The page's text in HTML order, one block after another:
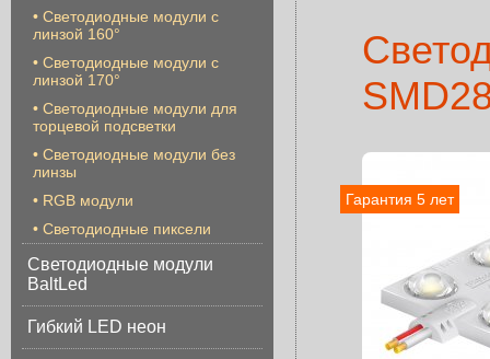
• Светодиодные модули с
линзой 160°
• Светодиодные модули с
линзой 170°
• Светодиодные модули для
торцевой подсветки
• Cветодиодные модули без
линзы
• RGB модули
• Светодиодные пиксели
Светодиодные модули
BaltLed
Гибкий LED неон
Гарантия 5 лет